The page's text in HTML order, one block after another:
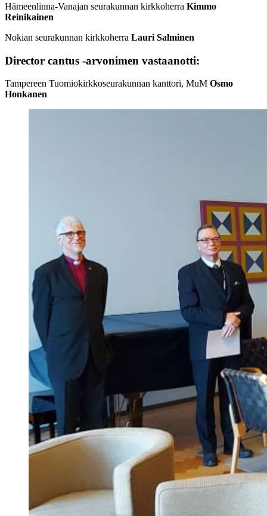
Hämeenlinna-Vanajan seurakunnan kirkkoherra Kimmo
Reinikainen
Nokian seurakunnan kirkkoherra Lauri Salminen
Director cantus -arvonimen vastaanotti:
Tampereen Tuomiokirkkoseurakunnan kanttori, MuM Osmo
Honkanen